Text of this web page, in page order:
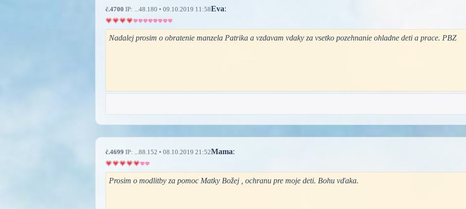
č.4700 IP: ...48.180 • 09.10.2019 11:58Eva:
Nadalej prosim o obratenie manzela Patrika a vzdavam vdaky za vsetko pozehnanie ohladne deti a prace. PBZ
č.4699 IP: ...88.152 • 08.10.2019 21:52Mama:
Prosim o modlitby za pomoc Matky Božej , ochranu pre moje deti. Bohu vďaka.